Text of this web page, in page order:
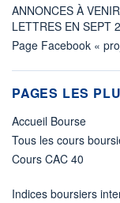
ANNONCES À
LETTRES EN SEPT
Page Facebook «
PAGES LES
Accueil Bourse
Tous les cours
Cours CAC 40
Indices boursiers